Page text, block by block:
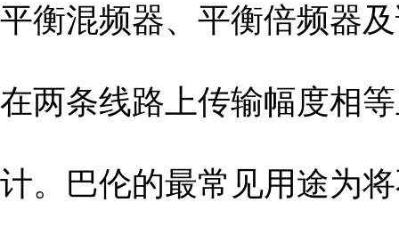
平衡混频器、平衡倍频器
在两条线路上传输幅度相
计。巴伦的最常见用途为